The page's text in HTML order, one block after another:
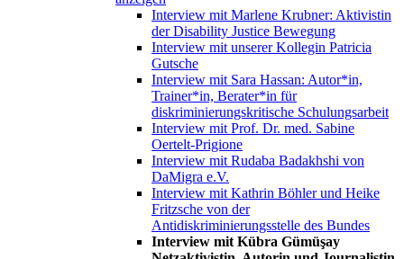
Interview mit Marlene Krubner: Aktivistin
der Disability Justice Bewegung
Interview mit unserer Kollegin Patricia
Gutsche
Interview mit Sara Hassan: Autor*in,
Trainer*in, Berater*in für
diskriminierungskritische Schulungsarbeit
Interview mit Prof. Dr. med. Sabine
Oertelt-Prigione
Interview mit Rudaba Badakhshi von
DaMigra e.V.
Interview mit Kathrin Böhler und Heike
Fritzsche von der
Antidiskriminierungsstelle des Bundes
Interview mit Kübra Gümüşay